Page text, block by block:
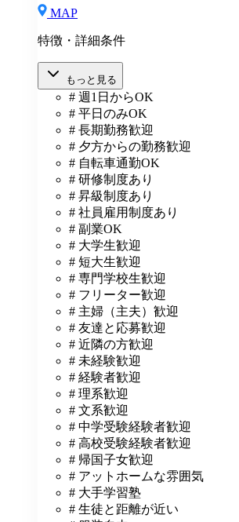
MAP
特徴・詳細条件
もっと見る
# 週1日からOK
# 平日のみOK
# 長期勤務歓迎
# 夕方からの勤務歓迎
# 自転車通勤OK
# 研修制度あり
# 昇級制度あり
# 社員雇用制度あり
# 副業OK
# 大学生歓迎
# 短大生歓迎
# 専門学校生歓迎
# フリーター歓迎
# 主婦（主夫）歓迎
# 友達と応募歓迎
# 近隣の方歓迎
# 未経験歓迎
# 経験者歓迎
# 理系歓迎
# 文系歓迎
# 中学受験経験者歓迎
# 高校受験経験者歓迎
# 帰国子女歓迎
# アットホームな雰囲気
# 大手学習塾
# 生徒と距離が近い